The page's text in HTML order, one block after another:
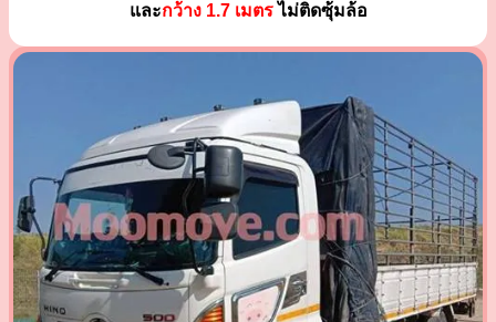
และกว้าง 1.7 เมตรไม่ติดซุ้มล้อ